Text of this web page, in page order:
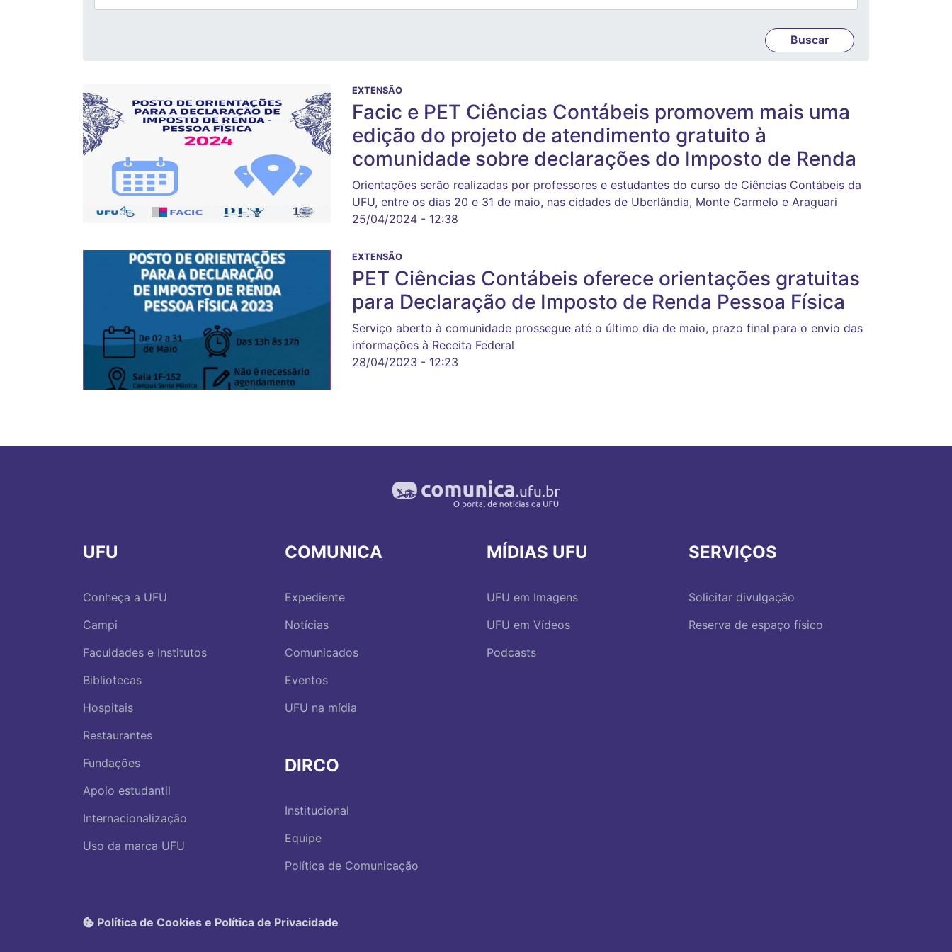
EXTENSÃO
Facic e PET Ciências Contábeis promovem mais uma
edição do projeto de atendimento gratuito à
comunidade sobre declarações do Imposto de Renda
Orientações serão realizadas por professores e estudantes do curso de Ciências Contábeis da
UFU, entre os dias 20 e 31 de maio, nas cidades de Uberlândia, Monte Carmelo e Araguari
25/04/2024 - 12:38
EXTENSÃO
PET Ciências Contábeis oferece orientações gratuitas
para Declaração de Imposto de Renda Pessoa Física
Serviço aberto à comunidade prossegue até o último dia de maio, prazo final para o envio das
informações à Receita Federal
28/04/2023 - 12:23
UFU
Conheça a UFU
Campi
Faculdades e Institutos
Bibliotecas
Hospitais
Restaurantes
Fundações
Apoio estudantil
Internacionalização
Uso da marca UFU
COMUNICA
Expediente
Notícias
Comunicados
Eventos
UFU na mídia
DIRCO
Institucional
Equipe
Política de Comunicação
MÍDIAS UFU
UFU em Imagens
UFU em Vídeos
Podcasts
SERVIÇOS
Solicitar divulgação
Reserva de espaço físico
Política de Cookies e Política de Privacidade